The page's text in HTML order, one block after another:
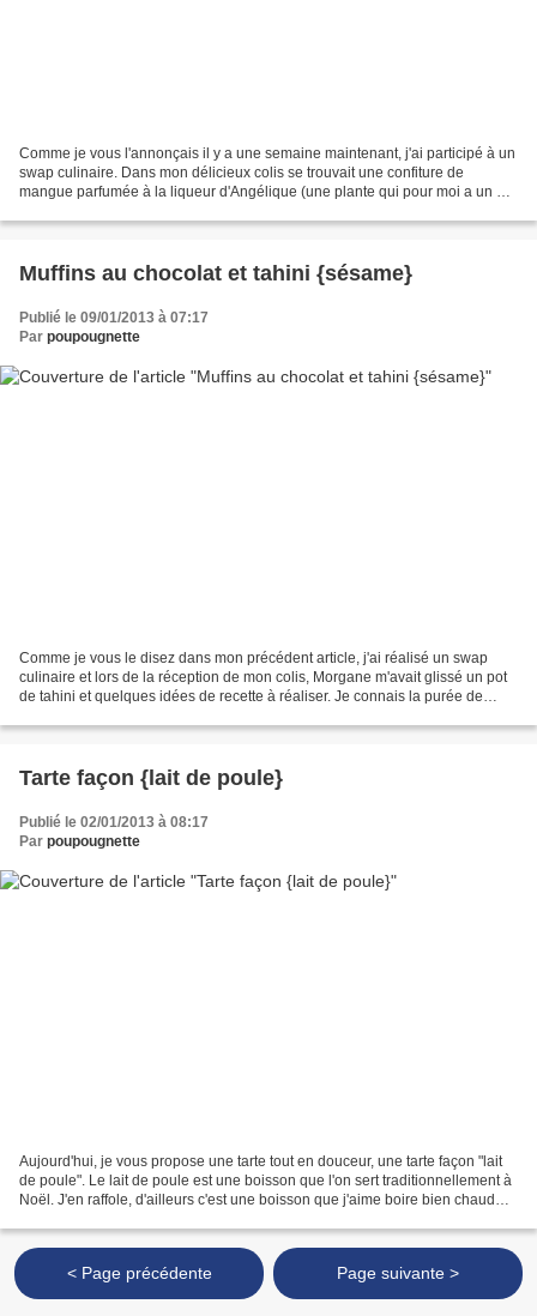
Comme je vous l'annonçais il y a une semaine maintenant, j'ai participé à un
swap culinaire. Dans mon délicieux colis se trouvait une confiture de
mangue parfumée à la liqueur d'Angélique (une plante qui pour moi a un p'tit
Muffins au chocolat et tahini {sésame}
Publié le 09/01/2013 à 07:17
Par poupougnette
Comme je vous le disez dans mon précédent article, j'ai réalisé un swap
culinaire et lors de la réception de mon colis, Morgane m'avait glissé un pot
de tahini et quelques idées de recette à réaliser. Je connais la purée de
Tarte façon {lait de poule}
Publié le 02/01/2013 à 08:17
Par poupougnette
Aujourd'hui, je vous propose une tarte tout en douceur, une tarte façon "lait
de poule". Le lait de poule est une boisson que l'on sert traditionnellement à
Noël. J'en raffole, d'ailleurs c'est une boisson que j'aime boire bien chaud
< Page précédente Page suivante >